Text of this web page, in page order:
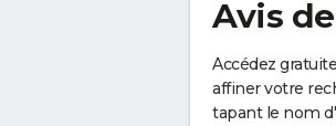
Avis
Accédez
affiner votre
tapant le nom